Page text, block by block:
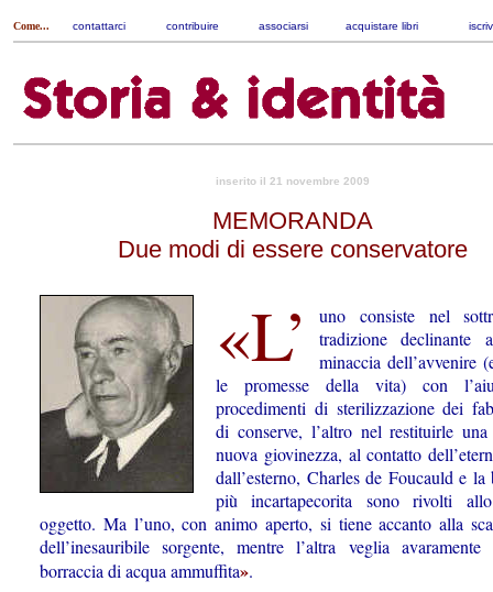
Come... contattarci contribuire associarsi acquistare libri
inserito il 21 novembre 2009
MEMORANDA
Due modi di essere conservatore
«L’
uno consiste nel
tradizione declinante
minaccia dell’avvenire
le promesse della vita) con
procedimenti di sterilizzazione dei
di conserve, l’altro nel restituirle una
nuova giovinezza, al contatto
dall’esterno, Charles de Foucauld e la
più incartapecorita sono rivolti
oggetto. Ma l’uno, con animo aperto, si tiene accanto alla
dell’inesauribile sorgente, mentre l’altra veglia
borraccia di acqua ammuffita».